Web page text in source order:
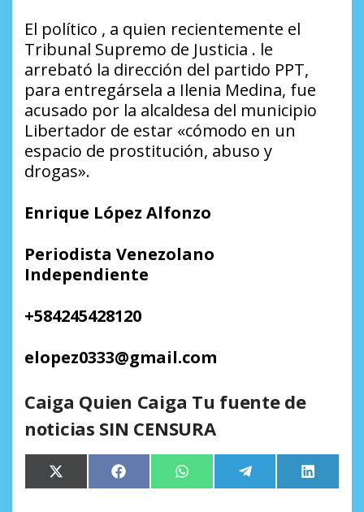
El político , a quien recientemente el
Tribunal Supremo de Justicia . le
arrebató la dirección del partido PPT,
para entregársela a Ilenia Medina, fue
acusado por la alcaldesa del municipio
Libertador de estar «cómodo en un
espacio de prostitución, abuso y
drogas».
Enrique López Alfonzo
Periodista Venezolano
Independiente
+584245428120
elopez0333@gmail.com
Caiga Quien Caiga Tu fuente de
noticias SIN CENSURA
Compartir
en
X
(Twitter)
Compartir
en
Facebook Compartir
en
WhatsApp Compartir
en
Telegram
en
LinkedIn